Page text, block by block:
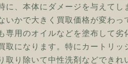
に、本体にダメージを与えて
かで大きく買取価格が変わっ
専用のオイルなどを塗布して
取になります。特にカートリ
り除いて中性洗剤などできれ